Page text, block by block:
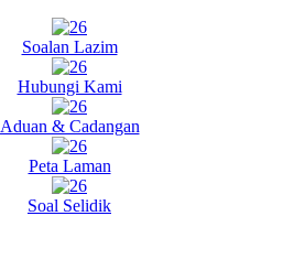
Soalan Lazim
Hubungi Kami
Aduan & Cadangan
Peta Laman
Soal Selidik